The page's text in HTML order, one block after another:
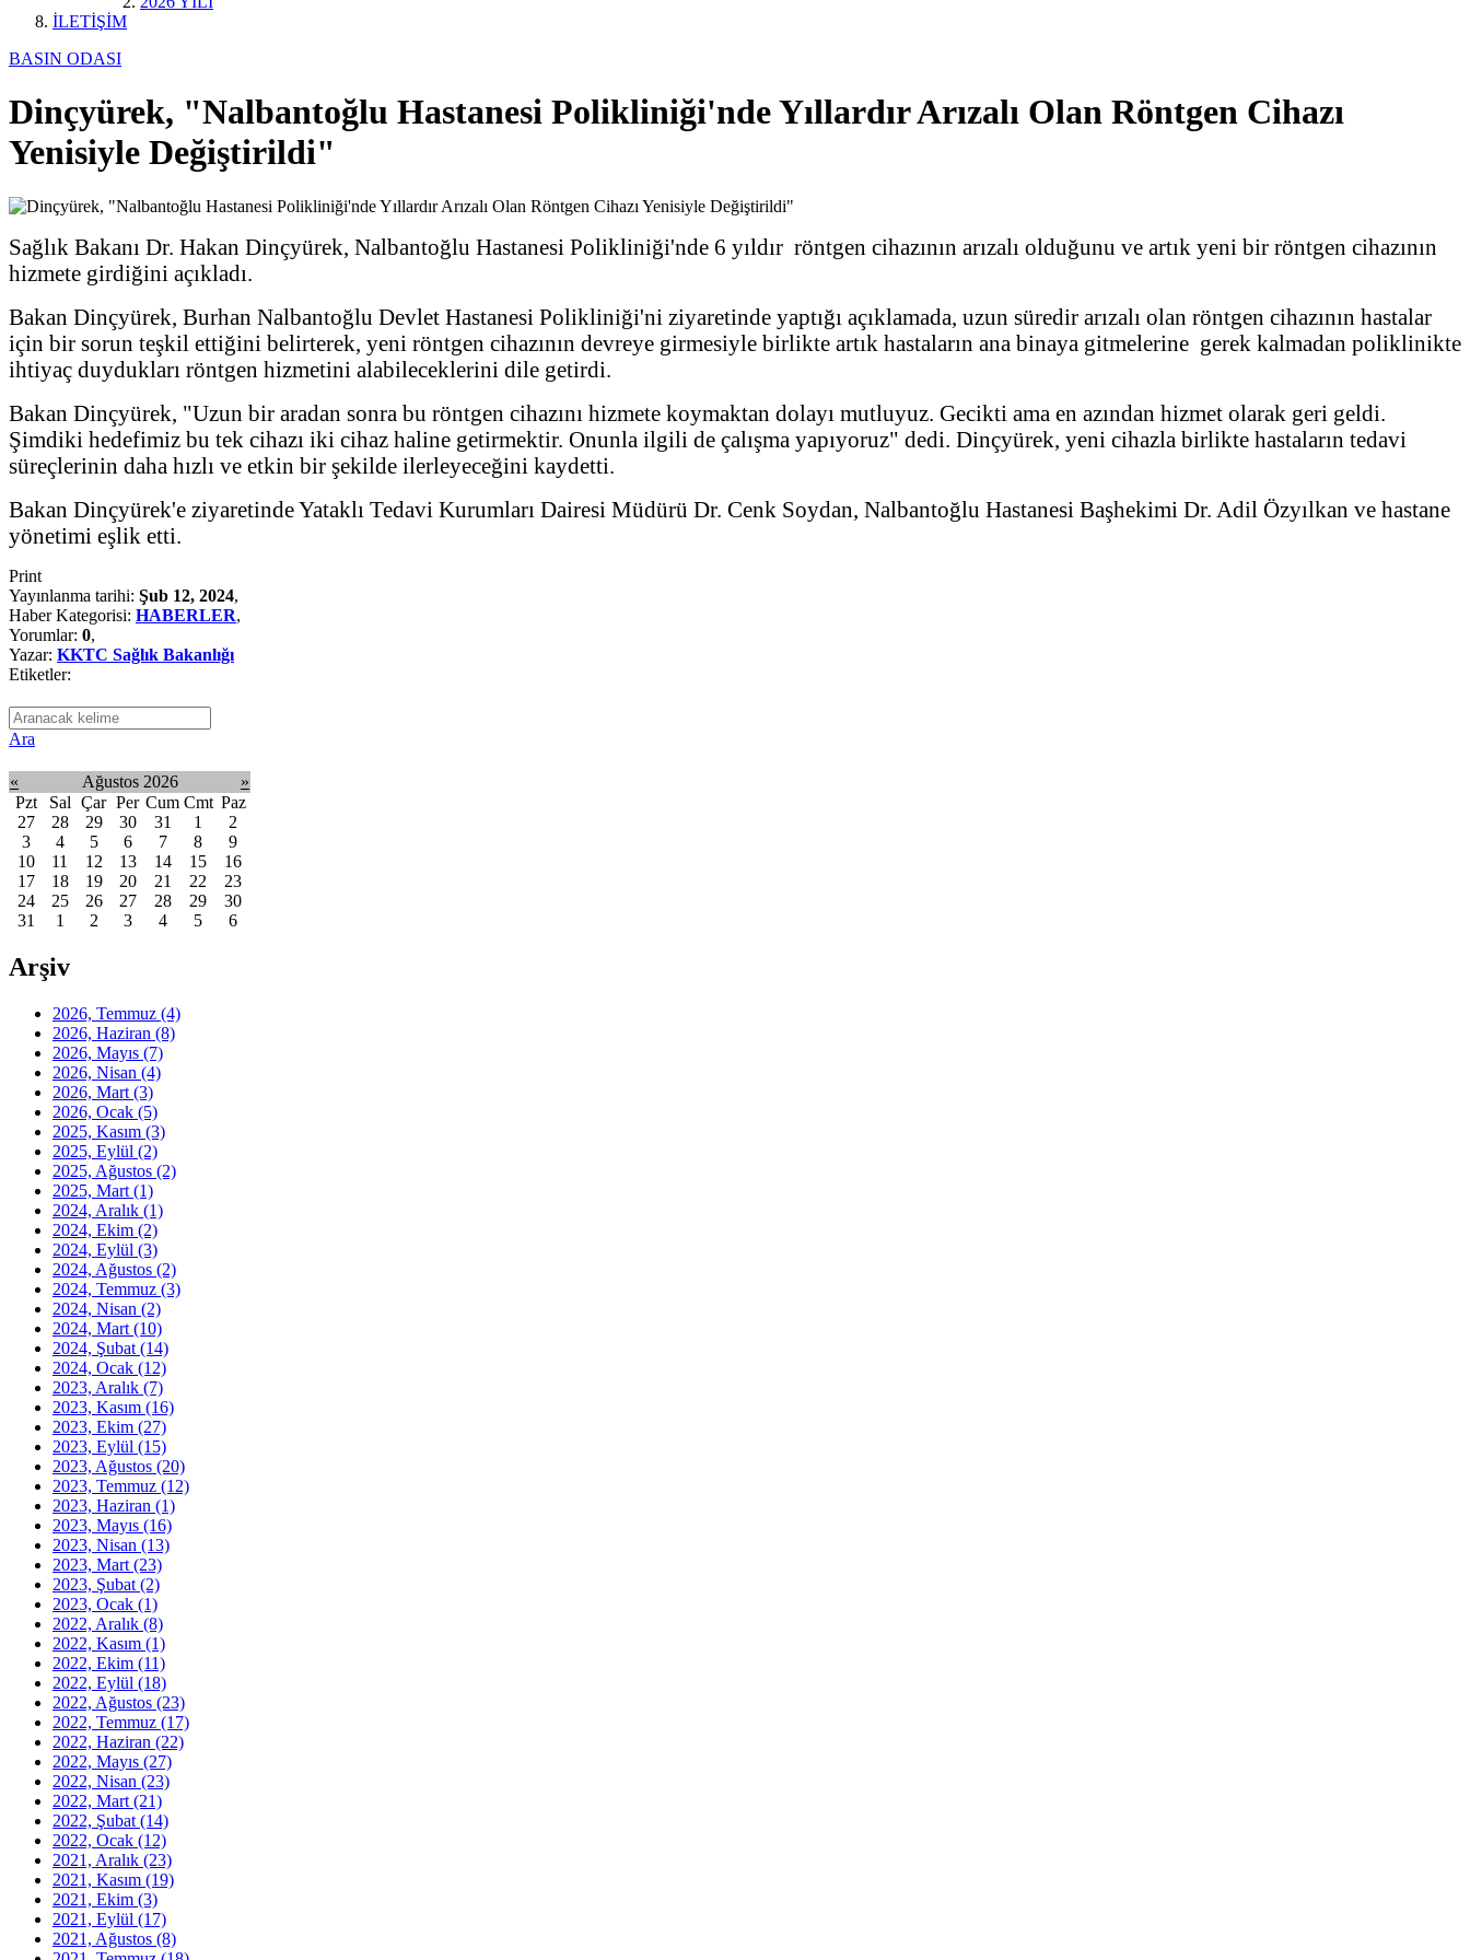
İLETİŞİM
BASIN ODASI
Dinçyürek, "Nalbantoğlu Hastanesi Polikliniği'nde Yıllardır Arızalı Olan Röntgen Cihazı
Yenisiyle Değiştirildi"
Sağlık Bakanı Dr. Hakan Dinçyürek, Nalbantoğlu Hastanesi Polikliniği'nde 6 yıldır röntgen cihazının arızalı olduğunu ve artık yeni bir röntgen cihazının
hizmete girdiğini açıkladı.
Bakan Dinçyürek, Burhan Nalbantoğlu Devlet Hastanesi Polikliniği'ni ziyaretinde yaptığı açıklamada, uzun süredir arızalı olan röntgen cihazının hastalar
için bir sorun teşkil ettiğini belirterek, yeni röntgen cihazının devreye girmesiyle birlikte artık hastaların ana binaya gitmelerine gerek kalmadan poliklinikte
ihtiyaç duydukları röntgen hizmetini alabileceklerini dile getirdi.
Bakan Dinçyürek, "Uzun bir aradan sonra bu röntgen cihazını hizmete koymaktan dolayı mutluyuz. Gecikti ama en azından hizmet olarak geri geldi.
Şimdiki hedefimiz bu tek cihazı iki cihaz haline getirmektir. Onunla ilgili de çalışma yapıyoruz" dedi. Dinçyürek, yeni cihazla birlikte hastaların tedavi
süreçlerinin daha hızlı ve etkin bir şekilde ilerleyeceğini kaydetti.
Bakan Dinçyürek'e ziyaretinde Yataklı Tedavi Kurumları Dairesi Müdürü Dr. Cenk Soydan, Nalbantoğlu Hastanesi Başhekimi Dr. Adil Özyılkan ve hastane
yönetimi eşlik etti.
Print
Yayınlanma tarihi: Şub 12, 2024,
Haber Kategorisi: HABERLER,
Yorumlar: 0,
Yazar: KKTC Sağlık Bakanlığı
Etiketler:
Ara
« Ağustos 2026
»
Pzt
Sal Çar Per Cum Cmt Paz
27
28 29 30 31 1
2
3
4 5 6 7 8
9
10
11 12 13 14 15
16
17
18 19 20 21 22
23
24
25 26 27 28 29
30
31
1 2 3 4 5 6
Arşiv
2026, Temmuz (4)
2026, Haziran (8)
2026, Mayıs (7)
2026, Nisan (4)
2026, Mart (3)
2026, Ocak (5)
2025, Kasım (3)
2025, Eylül (2)
2025, Ağustos (2)
2025, Mart (1)
2024, Aralık (1)
2024, Ekim (2)
2024, Eylül (3)
2024, Ağustos (2)
2024, Temmuz (3)
2024, Nisan (2)
2024, Mart (10)
2024, Şubat (14)
2024, Ocak (12)
2023, Aralık (7)
2023, Kasım (16)
2023, Ekim (27)
2023, Eylül (15)
2023, Ağustos (20)
2023, Temmuz (12)
2023, Haziran (1)
2023, Mayıs (16)
2023, Nisan (13)
2023, Mart (23)
2023, Şubat (2)
2023, Ocak (1)
2022, Aralık (8)
2022, Kasım (1)
2022, Ekim (11)
2022, Eylül (18)
2022, Ağustos (23)
2022, Temmuz (17)
2022, Haziran (22)
2022, Mayıs (27)
2022, Nisan (23)
2022, Mart (21)
2022, Şubat (14)
2022, Ocak (12)
2021, Aralık (23)
2021, Kasım (19)
2021, Ekim (3)
2021, Eylül (17)
2021, Ağustos (8)